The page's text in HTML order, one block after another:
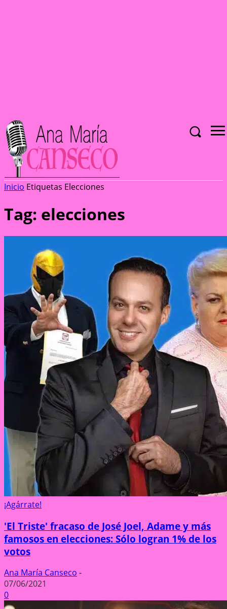
Inicio Etiquetas Elecciones
Tag: elecciones
¡Agárrate!
'El Triste' fracaso de José Joel, Adame y más
famosos en elecciones: Sólo logran 1% de los
votos
Ana María Canseco -
07/06/2021
0